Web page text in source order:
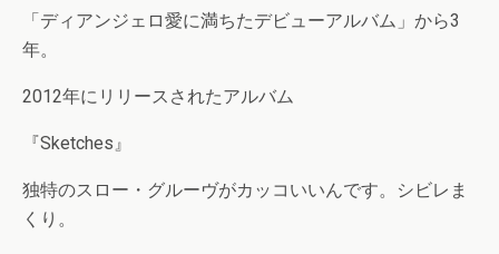
「ディアンジェロ愛に満ちたデビューアルバム」から3
年。
2012年にリリースされたアルバム
『Sketches』
独特のスロー・グルーヴがカッコいいんです。シビレま
くり。